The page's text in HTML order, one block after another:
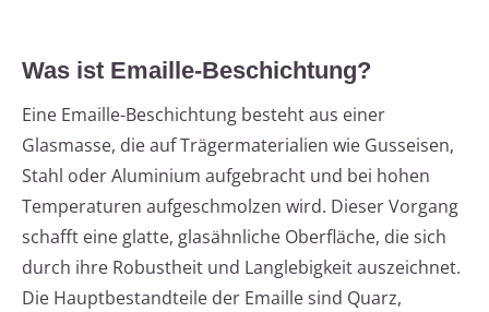
Was ist Emaille-Beschichtung?
Eine Emaille-Beschichtung besteht aus einer
Glasmasse, die auf Trägermaterialien wie Gusseisen,
Stahl oder Aluminium aufgebracht und bei hohen
Temperaturen aufgeschmolzen wird. Dieser Vorgang
schafft eine glatte, glasähnliche Oberfläche, die sich
durch ihre Robustheit und Langlebigkeit auszeichnet.
Die Hauptbestandteile der Emaille sind Quarz,